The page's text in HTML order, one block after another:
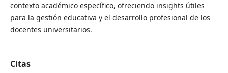
contexto académico específico, ofreciendo insights útiles
para la gestión educativa y el desarrollo profesional de los
docentes universitarios.
Citas